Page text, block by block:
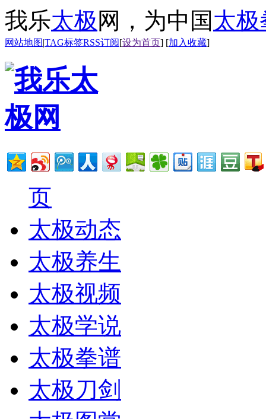
我乐太极 网，为中国太极
网站地图|TAG标签RSS订阅[设为首页] [加入收藏]
页
太极动态
太极养生
太极视频
太极学说
太极拳谱
太极刀剑